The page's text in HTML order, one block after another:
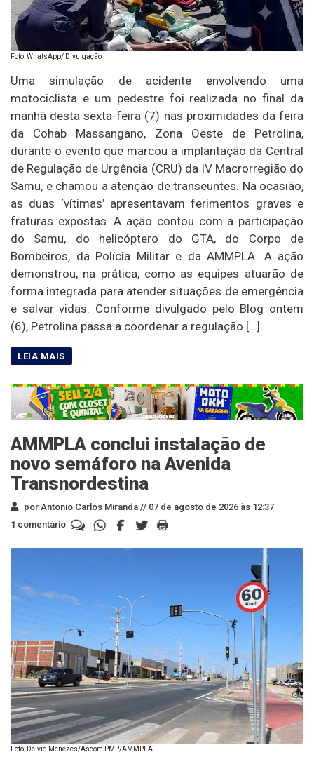
Foto: WhatsApp/ Divulgação
Uma simulação de acidente envolvendo uma
motociclista e um pedestre foi realizada no final da
manhã desta sexta-feira (7) nas proximidades da feira
da Cohab Massangano, Zona Oeste de Petrolina,
durante o evento que marcou a implantação da Central
de Regulação de Urgência (CRU) da IV Macrorregião do
Samu, e chamou a atenção de transeuntes. Na ocasião,
as duas ‘vítimas’ apresentavam ferimentos graves e
fraturas expostas. A ação contou com a participação
do Samu, do helicóptero do GTA, do Corpo de
Bombeiros, da Polícia Militar e da AMMPLA. A ação
demonstrou, na prática, como as equipes atuarão de
forma integrada para atender situações de emergência
e salvar vidas. Conforme divulgado pelo Blog ontem
(6), Petrolina passa a coordenar a regulação […]
AMMPLA conclui instalação de
novo semáforo na Avenida
Transnordestina
por Antonio Carlos Miranda // 07 de agosto de 2026 às 12:37
1 comentário
Foto: Deivid Menezes/Ascom PMP/AMMPLA